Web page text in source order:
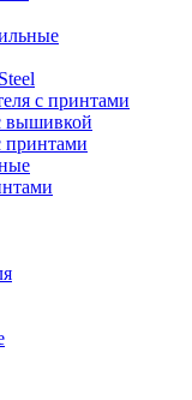
с принтами
вышивкой
принтами